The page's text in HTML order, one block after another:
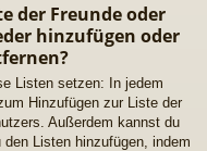
der Freunde oder
hinzufügen oder
Listen setzen: In jedem
Hinzufügen zur Liste der
Außerdem kannst du
Listen hinzufügen, indem